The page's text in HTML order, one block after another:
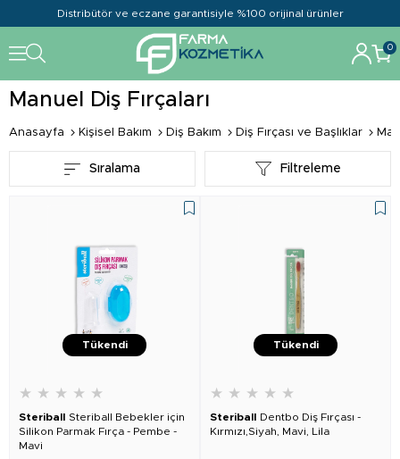
Distribütör ve eczane garantisiyle %100 orijinal ürünler
0
Manuel Diş Fırçaları
Anasayfa Kişisel Bakım Diş Bakım Diş Fırçası ve Başlıklar
Filtreleme
Sıralama
Tükendi
★ ★ ★ ★ ★
Steriball Steriball Bebekler için
Silikon Parmak Fırça - Pembe -
Mavi
Tükendi
★ ★ ★ ★ ★
Steriball Dentbo Diş Fırçası -
Kırmızı,Siyah, Mavi, Lila